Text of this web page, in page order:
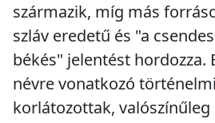
származik, míg más
szláv eredetű és "a
békés" jelentést hordozza.
névre vonatkozó
korlátozottak, valószínűleg